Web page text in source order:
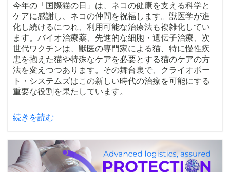
今年の「国際猫の日」は、ネコの健康を支える科学と
ケアに感謝し、ネコの仲間を祝福します。獣医学が進
化し続けるにつれ、利用可能な治療法も複雑化してい
ます。バイオ治療薬、先進的な細胞・遺伝子治療、次
世代ワクチンは、獣医の専門家による猫、特に慢性疾
患を抱えた猫や特殊なケアを必要とする猫のケアの方
法を変えつつあります。その舞台裏で、クライオポー
ト・システムズはこの新しい時代の治療を可能にする
重要な役割を果たしています。
続きを読む